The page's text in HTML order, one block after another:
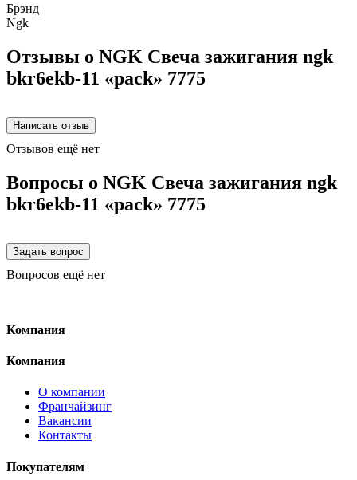
Брэнд
Ngk
Отзывы о NGK Свеча зажигания ngk
bkr6ekb-11 «pack» 7775
Отзывов ещё нет
Вопросы о NGK Свеча зажигания ngk
bkr6ekb-11 «pack» 7775
Вопросов ещё нет
Компания
Компания
О компании
Франчайзинг
Вакансии
Контакты
Покупателям